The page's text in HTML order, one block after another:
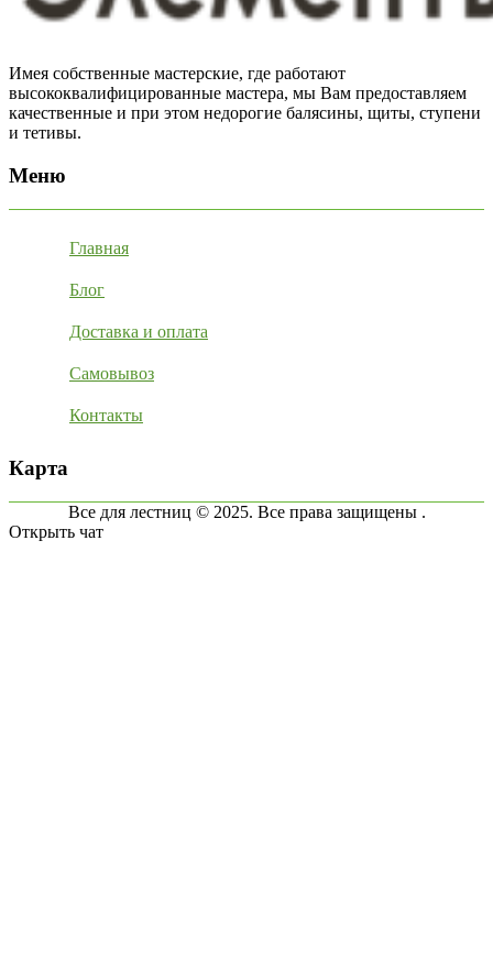
Имея собственные мастерские, где работают
высококвалифицированные мастера, мы Вам предоставляем
качественные и при этом недорогие балясины, щиты, ступени
и тетивы.
Меню
Главная
Блог
Доставка и оплата
Самовывоз
Контакты
Карта
Все для лестниц © 2025. Все права защищены .
Открыть чат